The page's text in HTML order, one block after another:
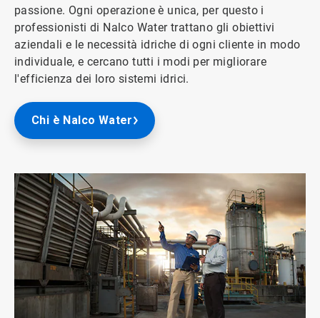
passione. Ogni operazione è unica, per questo i
professionisti di Nalco Water trattano gli obiettivi
aziendali e le necessità idriche di ogni cliente in modo
individuale, e cercano tutti i modi per migliorare
l'efficienza dei loro sistemi idrici.
Chi è Nalco Water